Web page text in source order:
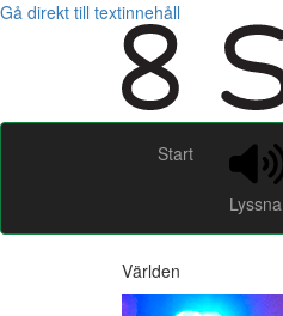
Gå direkt till textinnehåll
Start
Lyssna
Världen